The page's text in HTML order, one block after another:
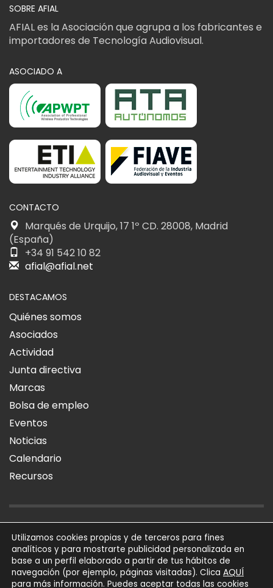
SOBRE AFIAL
AFIAL es la Asociación que agrupa a los fabricantes e
importadores de Tecnología Audiovisual.
ASOCIADO A
CONTACTO
Marqués de Urquijo, 17 1º CD. 28008, Madrid
(España)
+34 91 542 10 82
afial@afial.net
DESTACAMOS
Quiénes somos
Asociados
Actividad
Junta directiva
Marcas
Bolsa de empleo
Eventos
Noticias
Calendario
Recursos
AVISO LEGAL POLÍTICA DE PRIVACIDAD POLÍTICA DE COOKIES
SÍGUENOS
Utilizamos cookies propias y de terceros para fines
analíticos y para mostrarte publicidad personalizada en
base a un perfil elaborado a partir de tus hábitos de
navegación (por ejemplo, páginas visitadas). Clica AQUÍ
para más información. Puedes aceptar todas las cookies